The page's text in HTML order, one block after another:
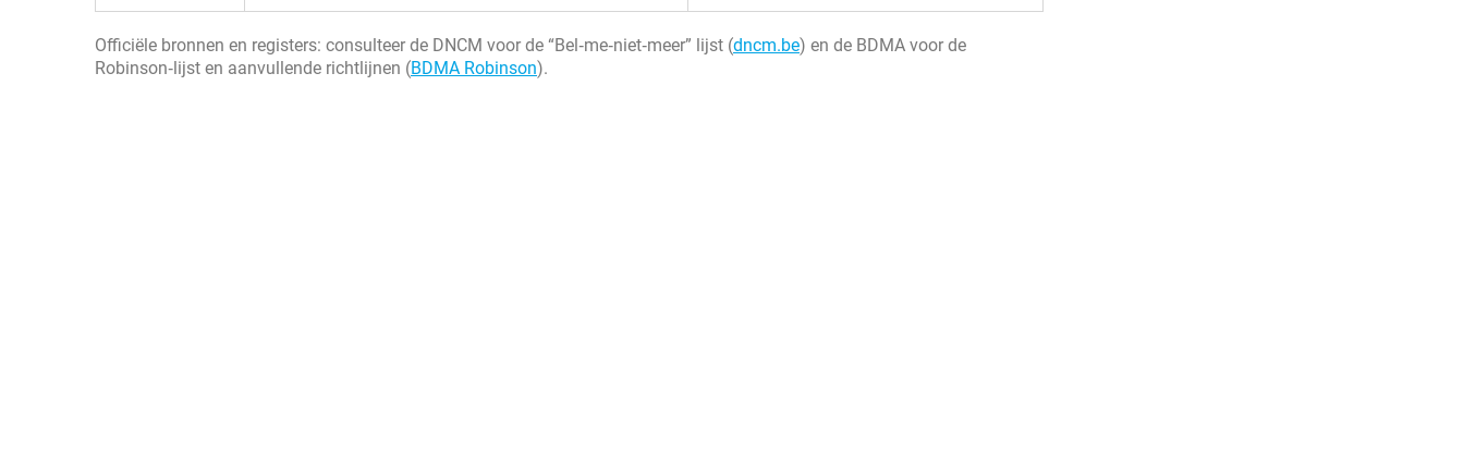
Officiële bronnen en registers: consulteer de DNCM voor de “Bel‑me‑niet‑meer” lijst (dncm.be) en de BDMA voor de
Robinson‑lijst en aanvullende richtlijnen (BDMA Robinson).